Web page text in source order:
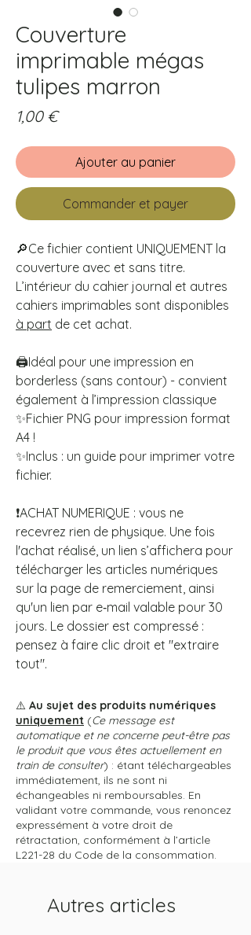
Couverture
imprimable mégas
tulipes marron
1,00 €Prix
Ajouter au panier
Commander et payer
🔎Ce fichier contient UNIQUEMENT la
couverture avec et sans titre.
L’intérieur du cahier journal et autres
cahiers imprimables sont disponibles
à part de cet achat.
🖨️Idéal pour une impression en
borderless (sans contour) - convient
également à l’impression classique
✨Fichier PNG pour impression format
A4 !
✨Inclus : un guide pour imprimer votre
fichier.
❗ACHAT NUMERIQUE : vous ne
recevrez rien de physique. Une fois
l'achat réalisé, un lien s’affichera pour
télécharger les articles numériques
sur la page de remerciement, ainsi
qu'un lien par e‑mail valable pour 30
jours. Le dossier est compressé :
pensez à faire clic droit et "extraire
tout".
⚠️ Au sujet des produits numériques
uniquement (Ce message est
automatique et ne concerne peut-être pas
le produit que vous êtes actuellement en
train de consulter) : étant téléchargeables
immédiatement, ils ne sont ni
échangeables ni remboursables. En
validant votre commande, vous renoncez
expressément à votre droit de
rétractation, conformément à l’article
L221-28 du Code de la consommation.
Autres articles